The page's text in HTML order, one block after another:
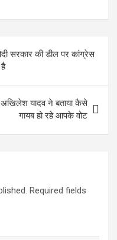
ail ar
e
सरकार की डील पर कांग्रेस
यादव ने बताया कैसे
गायब हो रहे आपके वोट
Required fields